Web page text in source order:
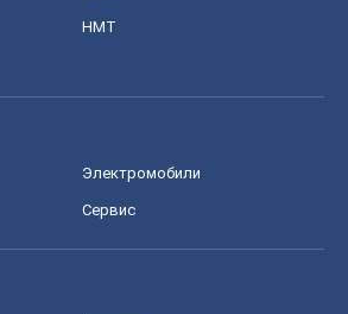
НМТ
Электромобили
Сервис